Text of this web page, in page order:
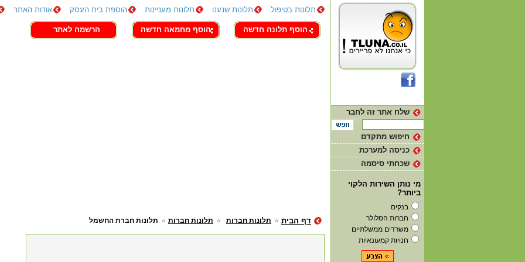
תלונות בטיפול תלונות שנענו תלונות מעניינות הוספת בית העסק אודות האתר
צור קשר
הוסף תלונה חדשה הוסף מחמאה חדשה הרשמה לאתר
תלונות חברת החשמל תלונות חברות תלונות חברות דף הבית
שלח אתר זה לחבר
חיפוש מתקדם
כניסה למערכת
שכחתי סיסמה
מי נותן השירות הלקוי
ביותר?
בנקים
חברות הסלולר
משרדים ממשלתיים
חנויות קמעונאיות